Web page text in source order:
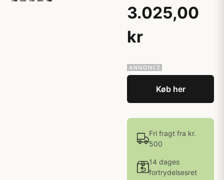
3.025,00
kr
Køb her
Fri fragt fra kr.
500
14 dages
fortrydelsesret